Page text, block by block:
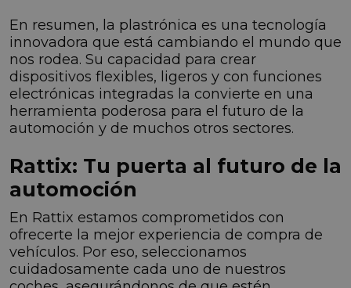
En resumen, la plastrónica es una tecnología
innovadora que está cambiando el mundo que
nos rodea. Su capacidad para crear
dispositivos flexibles, ligeros y con funciones
electrónicas integradas la convierte en una
herramienta poderosa para el futuro de la
automoción y de muchos otros sectores.
Rattix: Tu puerta al futuro de la
automoción
En Rattix estamos comprometidos con
ofrecerte la mejor experiencia de compra de
vehículos. Por eso, seleccionamos
cuidadosamente cada uno de nuestros